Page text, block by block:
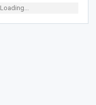
Loading...